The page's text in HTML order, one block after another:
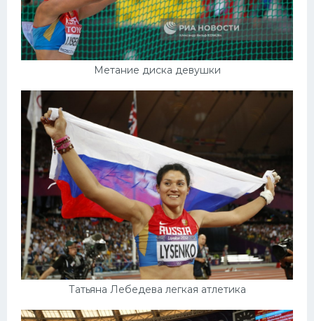
Метание диска девушки
Татьяна Лебедева легкая атлетика